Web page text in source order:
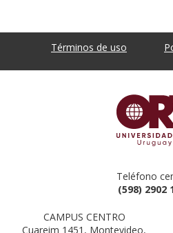
Términos de uso
Teléfono
(598) 2902
CAMPUS CENTRO
Cuareim 1451, Montevideo,